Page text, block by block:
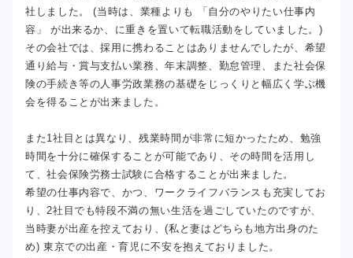
社しました。 (当時は、業種よりも 「自分のやりたい仕事内
容」 が出来るか、に重きを置いて転職活動をしていました。)
その会社では、採用に携わることはありませんでしたが、希望
通り給与・賞与支払い業務、年末調整、勤怠管理、また社会保
険の手続き等の人事労政業務の基礎をじっくりと幅広く学ぶ機
会を得ることが出来ました。
また1社目とは異なり、残業時間が非常に短かったため、勉強
時間を十分に確保することが可能であり、その時間を活用し
て、社会保険労務士試験に合格することが出来ました。
希望の仕事内容で、かつ、ワークライフバランスも充実してお
り、2社目でも特段不満の無い生活を過ごしていたのですが、
当時妻が出産を控えており、(私と妻はどちらも地方出身のた
め) 東京での出産・育児に不安を抱えておりました。